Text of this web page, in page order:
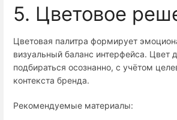
5. Цветовое
Цветовая палитра формирует
визуальный баланс интерфейса. Цвет
подбираться осознанно, с учётом
контекста бренда.
Рекомендуемые материалы: